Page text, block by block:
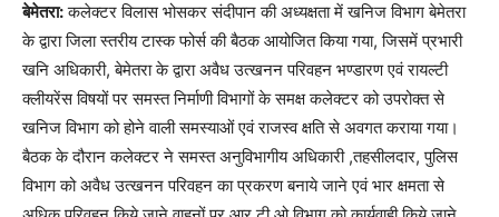
बेमेतरा:कलेक्टर विलास भोसकर संदीपान की अध्यक्षता में खनिज विभाग बेमेतरा
के द्वारा जिला स्तरीय टास्क फोर्स की बैठक आयोजित किया गया, जिसमें प्रभारी
खनि अधिकारी, बेमेतरा के द्वारा अवैध उत्खनन परिवहन भण्डारण एवं रायल्टी
क्लीयरेंस विषयों पर समस्त निर्माणी विभागों के समक्ष कलेक्टर को उपरोक्त से
खनिज विभाग को होने वाली समस्याओं एवं राजस्व क्षति से अवगत कराया गया।
बैठक के दौरान कलेक्टर ने समस्त अनुविभागीय अधिकारी ,तहसीलदार, पुलिस
विभाग को अवैध उत्खनन परिवहन का प्रकरण बनाये जाने एवं भार क्षमता से